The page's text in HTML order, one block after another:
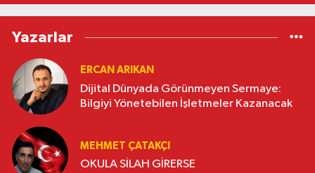
Yazarlar
ERCAN ARIKAN
Dijital Dünyada Görünmeyen Sermaye:
Bilgiyi Yönetebilen İşletmeler Kazanacak
MEHMET ÇATAKÇI
OKULA SİLAH GİRERSE